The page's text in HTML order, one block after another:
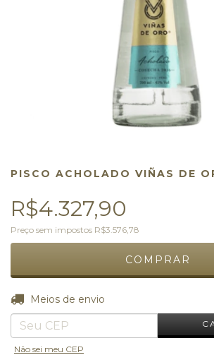
PISCO ACHOLADO VIÑAS DE
R$4.327,90
Preço sem impostos R$3.576,78
Entregas para o CEP:
Meios de envio
Não sei meu CEP